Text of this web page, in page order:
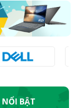
NỔI BẬT